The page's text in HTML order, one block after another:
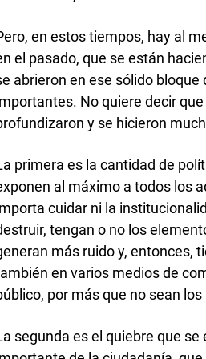
en estos tiempos, hay al
el pasado, que se están
abrieron en ese sólido
No quiere decir
y se hicieron
primera es la cantidad de
al máximo a todos los
cuidar ni la
tengan o no los
más ruido y, entonces,
en varios medios de
por más que no sean
segunda es el quiebre que